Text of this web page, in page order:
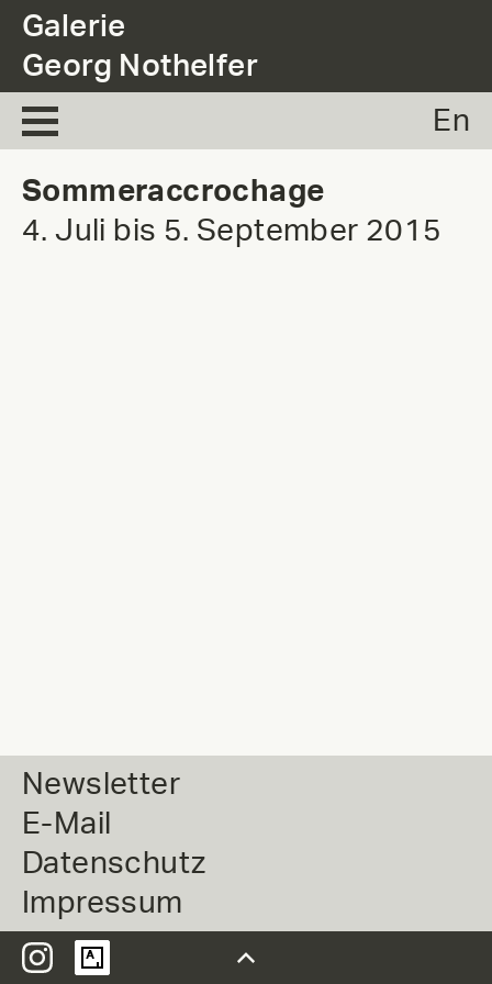
Galerie
Georg Nothelfer
En
Sommeraccrochage
4. Juli bis 5. September 2015
Newsletter
E-Mail
Datenschutz
Impressum